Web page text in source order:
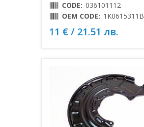
CODE: 036101112
OEM CODE: 1K0615311B
11 € / 21.51 лв.